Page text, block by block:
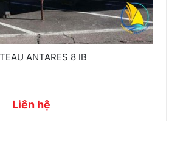
ANTARES 8 IB
Liên hệ